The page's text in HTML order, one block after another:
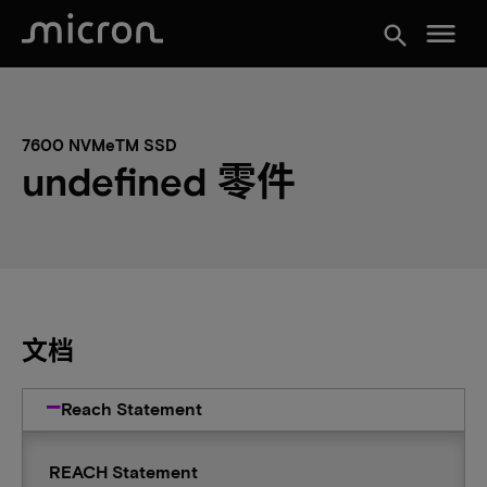
search menu
7600 NVMeTM SSD
undefined 零件
文档
Reach Statement
REACH Statement